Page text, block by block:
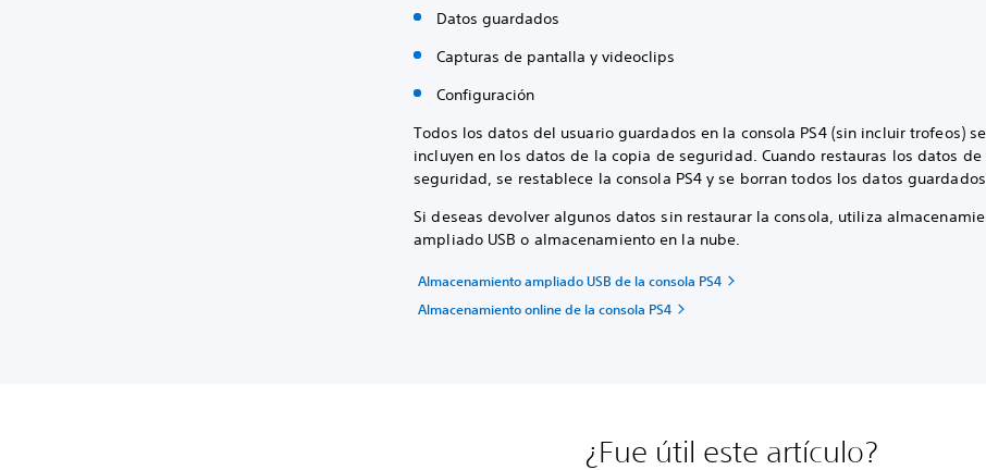
Datos guardados
Capturas de pantalla y videoclips
Configuración
Todos los datos del usuario guardados en la consola PS4 (sin incluir trofeos) se
incluyen en los datos de la copia de seguridad. Cuando restauras los datos
seguridad, se restablece la consola PS4 y se borran todos los datos
Si deseas devolver algunos datos sin restaurar la consola, utiliza
ampliado USB o almacenamiento en la nube.
Almacenamiento ampliado USB de la consola PS4
Almacenamiento online de la consola PS4
¿Fue útil este artículo?